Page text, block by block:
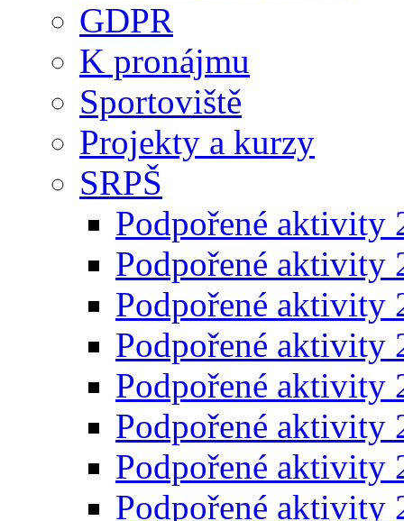
GDPR
K pronájmu
Sportoviště
Projekty a kurzy
SRPŠ
Podpořené aktivity
Podpořené aktivity
Podpořené aktivity
Podpořené aktivity
Podpořené aktivity
Podpořené aktivity
Podpořené aktivity
Podpořené aktivity